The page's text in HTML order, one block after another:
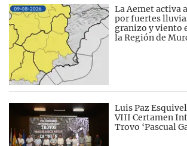
La Aemet activa
por fuertes
granizo y viento
la Región de
Luis Paz
VIII Certamen
Trovo ‘Pascual